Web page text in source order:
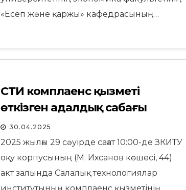
«Есеп және қаржы» кафедрасының…
СТИ комплаенс қызметі
өткізген адалдық сабағы
30.04.2025
2025 жылғы 29 сәуірде сағат 10:00-де ЗКИТУ
оқу корпусының (М. Ихсанов көшесі, 44)
акт залында Салалық технологиялар